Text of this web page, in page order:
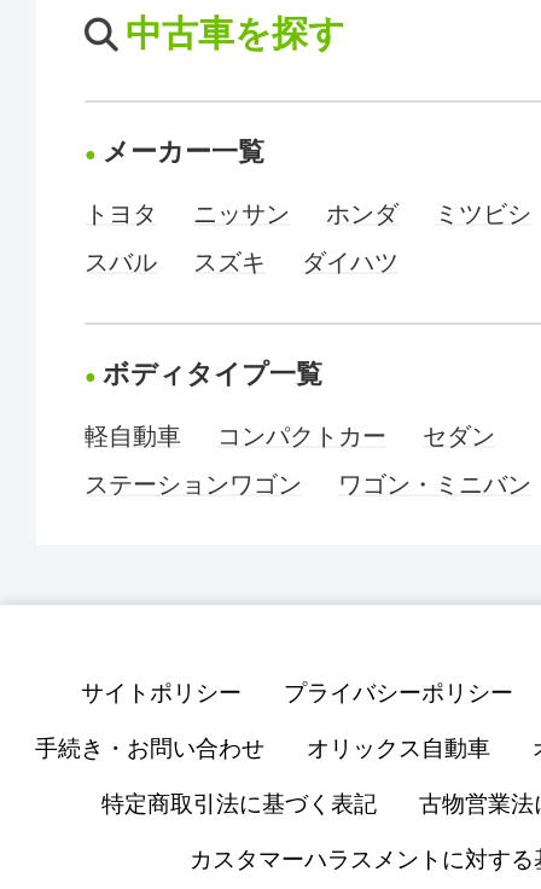
中古車を探す
メーカー一覧
トヨタ ニッサン ホンダ
ミツビシ
スバル
スズキ ダイハツ
ボディタイプ一覧
軽自動車 コンパクトカー
セダン
ステーションワゴン
ワゴン・ミニバン
サイトポリシー プライバシーポリシー
手続き・お問い合わせ オリックス自動車
特定商取引法に基づく表記 古物営業法
カスタマーハラスメントに対する